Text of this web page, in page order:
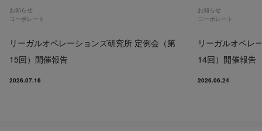
お知らせ
コーポレート
リーガルオペレーションズ研究所 定例会（第
15回）開催報告
2026.07.16
お知らせ
コーポレート
リーガルオペレ
14回）開催報告
2026.06.24